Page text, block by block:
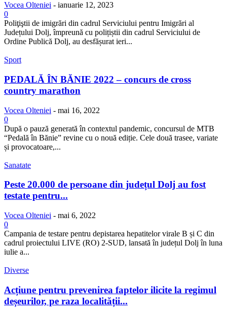
Vocea Olteniei - ianuarie 12, 2023
0
Poliţiştii de imigrări din cadrul Serviciului pentru Imigrări al
Județului Dolj, împreună cu polițiștii din cadrul Serviciului de
Ordine Publică Dolj, au desfășurat ieri...
Sport
PEDALĂ ÎN BĂNIE 2022 – concurs de cross
country marathon
Vocea Olteniei - mai 16, 2022
0
După o pauză generată în contextul pandemic, concursul de MTB
“Pedală în Bănie” revine cu o nouă ediție. Cele două trasee, variate
și provocatoare,...
Sanatate
Peste 20.000 de persoane din județul Dolj au fost
testate pentru...
Vocea Olteniei - mai 6, 2022
0
Campania de testare pentru depistarea hepatitelor virale B și C din
cadrul proiectului LIVE (RO) 2-SUD, lansată în județul Dolj în luna
iulie a...
Diverse
Acțiune pentru prevenirea faptelor ilicite la regimul
deșeurilor, pe raza localității...